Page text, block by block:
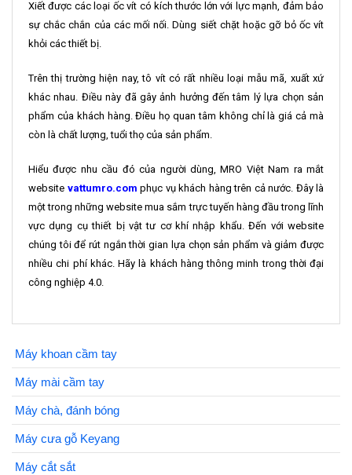
Xiết được các loại ốc vít có kích thước lớn với lực mạnh, đảm bảo
sự chắc chắn của các mối nối. Dùng siết chặt hoặc gỡ bỏ ốc vít
khỏi các thiết bị.
Trên thị trường hiện nay, tô vít có rất nhiều loại mẫu mã, xuất xứ
khác nhau. Điều này đã gây ảnh hưởng đến tâm lý lựa chọn sản
phẩm của khách hàng. Điều họ quan tâm không chỉ là giá cả mà
còn là chất lượng, tuổi thọ của sản phẩm.
Hiểu được nhu cầu đó của người dùng, MRO Việt Nam ra mắt
website vattumro.com phục vụ khách hàng trên cả nước. Đây là
một trong những website mua sắm trực tuyến hàng đầu trong lĩnh
vực dụng cụ thiết bị vật tư cơ khí nhập khẩu. Đến với website
chúng tôi để rút ngắn thời gian lựa chọn sản phẩm và giảm được
nhiều chi phí khác. Hãy là khách hàng thông minh trong thời đại
công nghiệp 4.0.
Máy khoan cầm tay
Máy mài cầm tay
Máy chà, đánh bóng
Máy cưa gỗ Keyang
Máy cắt sắt